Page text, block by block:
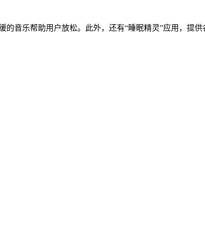
音乐帮助用户放松。此外，还有“睡眠精灵”应用，提